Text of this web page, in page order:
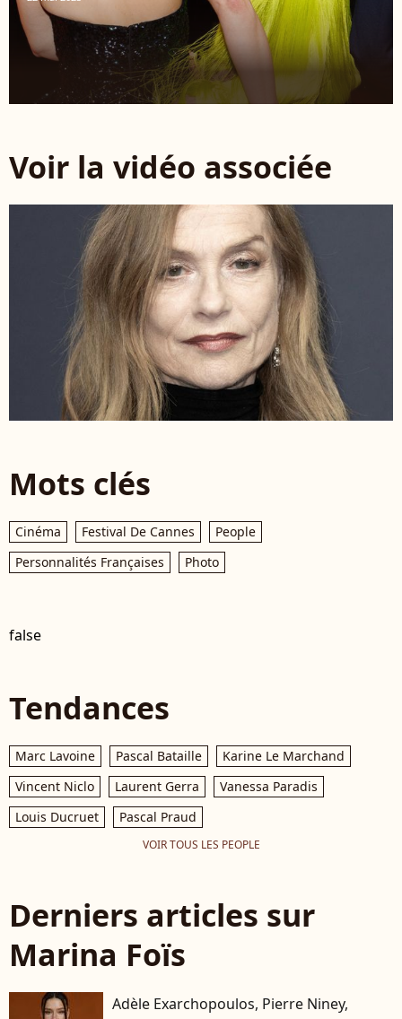
Voir la vidéo associée
Mots clés
Cinéma Festival De Cannes
People
Personnalités Françaises
Photo
false
Tendances
Marc Lavoine Pascal Bataille
Karine Le Marchand
Vincent Niclo
Laurent Gerra
Vanessa Paradis
Louis Ducruet
Pascal Praud
VOIR TOUS LES PEOPLE
Derniers articles sur
Marina Foïs
Adèle Exarchopoulos, Pierre Niney,